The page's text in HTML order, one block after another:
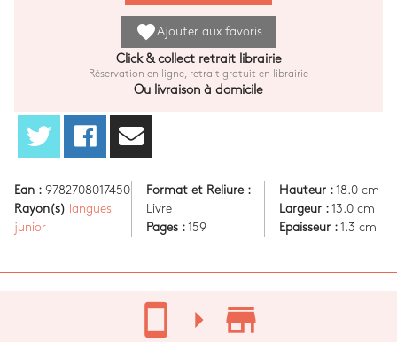
favoriteAjouter aux favoris
Click & collect retrait librairie
Réservation en ligne, retrait gratuit en librairie
Ou livraison à domicile
Ean : 9782708017450
Rayon(s)
langues
junior
Format et Reliure :
Livre
Pages : 159
Hauteur :18.0 cm
Largeur :13.0 cm
Epaisseur :1.3 cm
stay_current_portrait arrow_right store_mall_directory